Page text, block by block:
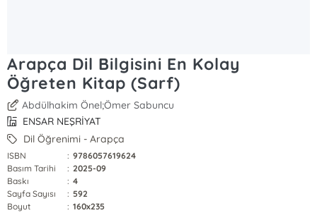
Arapça Dil Bilgisini En Kolay
Öğreten Kitap (Sarf)
Abdülhakim Önel;Ömer Sabuncu
ENSAR NEŞRİYAT
Dil Öğrenimi - Arapça
ISBN : 9786057619624
Basım Tarihi
: 2025-09
Baskı
: 4
Sayfa Sayısı
: 592
Boyut
: 160x235